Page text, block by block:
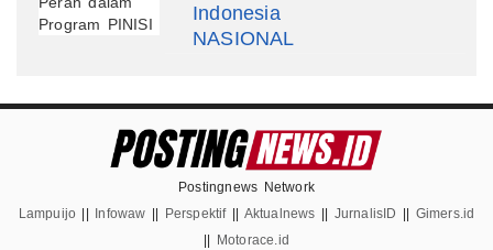
Indonesia
NASIONAL
Postingnews Network
Lampuijo
Infowaw Perspektif|| Aktualnews JurnalisID
Gimers.id
Motorace.id